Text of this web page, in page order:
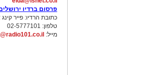
פרסום ברדיו
כתובת הרדיו: פייר קינג 32, תלפיות
טלפון: 02-5777101
מייל: